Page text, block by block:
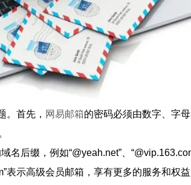
。首先， 网易邮箱的密码必须由数字、字
名后缀，例如“@yeah.net”、
表示高级会员邮箱，享有更多的服务和权益